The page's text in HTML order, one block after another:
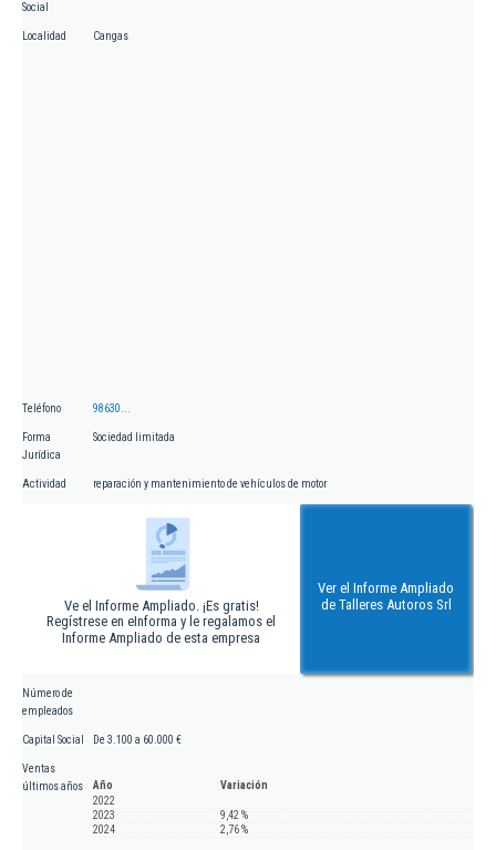
Social
Localidad Cangas
Teléfono 98630...
Forma
Jurídica
Sociedad limitada
Actividad reparación y mantenimiento de vehículos de motor
Ve el Informe Ampliado. ¡Es gratis!
Regístrese en eInforma y le regalamos el
Informe Ampliado de esta empresa
Ver el Informe Ampliado
de Talleres Autoros Srl
Número de
empleados
Capital Social De 3.100 a 60.000 €
Ventas
últimos años
Año
Variación
2022
2023
9,42 %
2024
2,76 %